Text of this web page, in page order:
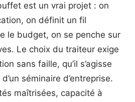
est un vrai projet : on
on définit un fil
le budget, on se penche sur
Le choix du traiteur exige
sans faille, qu’il s’agisse
séminaire d’entreprise.
maîtrisées, capacité à